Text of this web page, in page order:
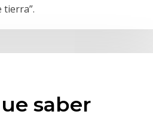
tierra”.
saber